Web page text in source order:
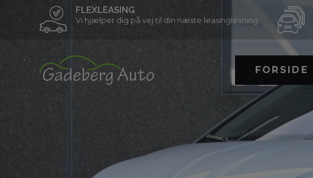
FLEXLEASING
Vi hjælper dig på vej til din næste leasingløsning.
FORSIDE